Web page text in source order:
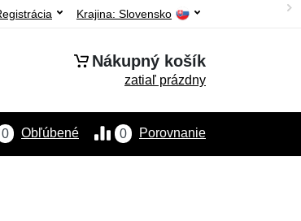
Krajina: Slovensko
Nákupný košík
zatiaľ prázdny
0 Porovnanie
0 Obľúbené